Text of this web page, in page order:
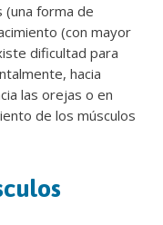
forma de
(con mayor
dificultad para
hacia
las orejas o en
de los músculos